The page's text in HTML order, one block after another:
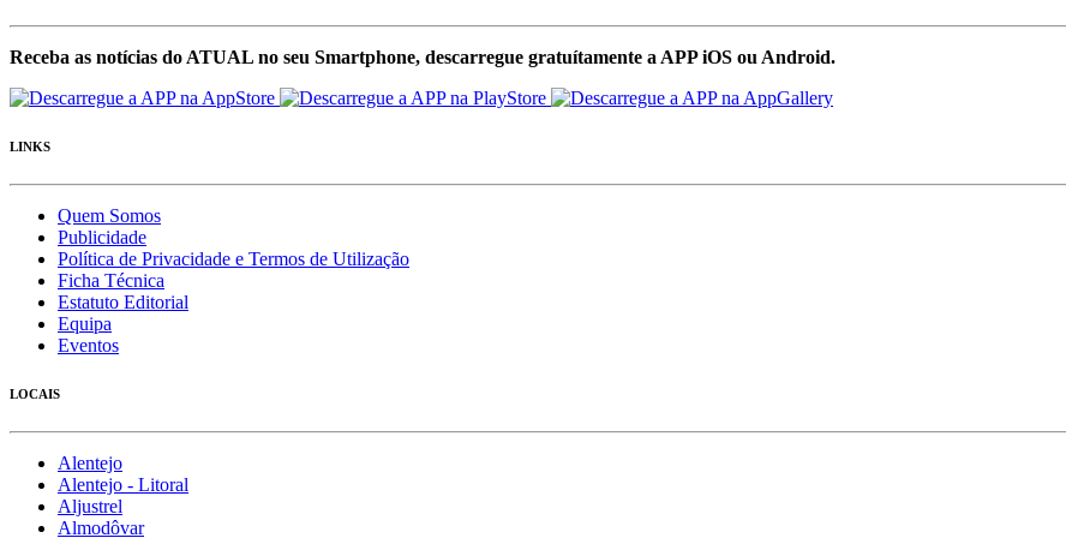
Receba as notícias do ATUAL no seu Smartphone, descarregue gratuítamente a APP iOS ou Android.
LINKS
Quem Somos
Publicidade
Política de Privacidade e Termos de Utilização
Ficha Técnica
Estatuto Editorial
Equipa
Eventos
LOCAIS
Alentejo
Alentejo - Litoral
Aljustrel
Almodôvar